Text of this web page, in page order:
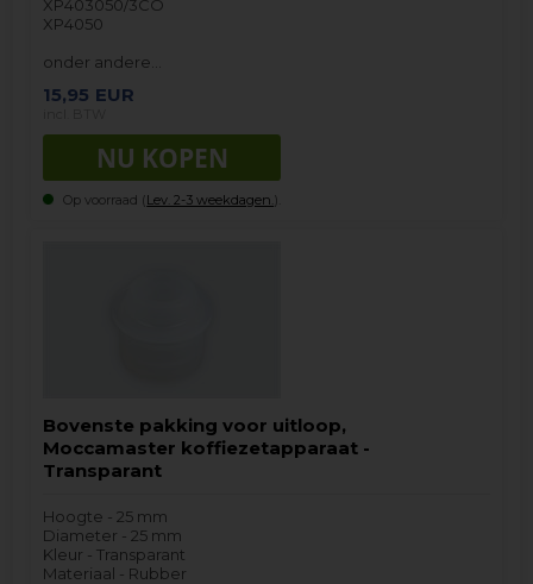
XP403050/3CO
XP4050
onder andere…
15,95 EUR
Op voorraad (Lev. 2-3 weekdagen. ).
Bovenste pakking voor uitloop,
Moccamaster koffiezetapparaat -
Transparant
Hoogte - 25 mm
Diameter - 25 mm
Kleur - Transparant
Materiaal - Rubber